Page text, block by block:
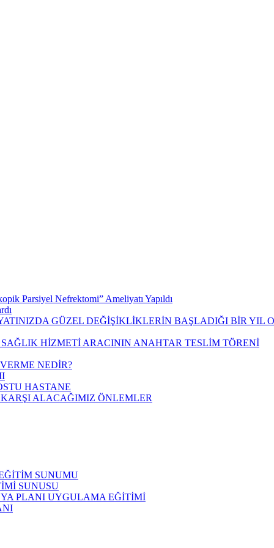
Parsiyel Nefrektomi” Ameliyatı Yapıldı
GÜZEL DEĞİŞİKLİKLERİN BAŞLADIĞI BİR YIL
HİZMETİ ARACININ ANAHTAR TESLİM TÖRENİ
NEDİR?
HASTANE
ALACAĞIMIZ ÖNLEMLER
SUNUMU
SUNUSU
PLANI UYGULAMA EĞİTİMİ